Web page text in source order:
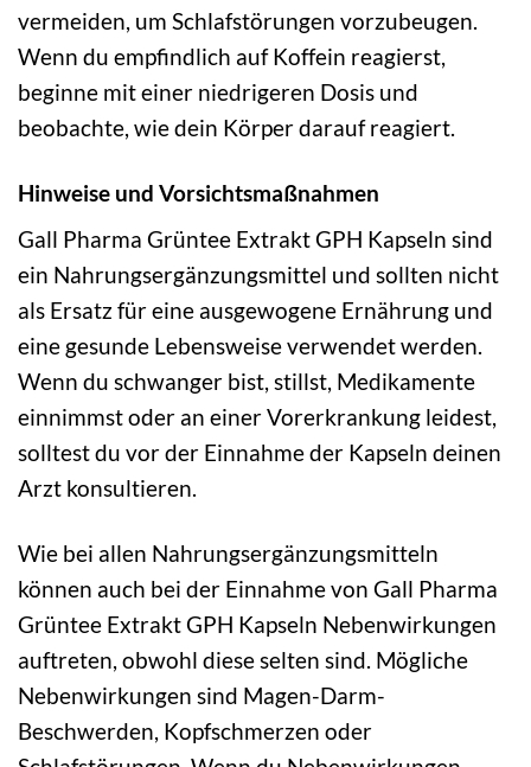
vermeiden, um Schlafstörungen vorzubeugen.
Wenn du empfindlich auf Koffein reagierst,
beginne mit einer niedrigeren Dosis und
beobachte, wie dein Körper darauf reagiert.
Hinweise und Vorsichtsmaßnahmen
Gall Pharma Grüntee Extrakt GPH Kapseln sind
ein Nahrungsergänzungsmittel und sollten nicht
als Ersatz für eine ausgewogene Ernährung und
eine gesunde Lebensweise verwendet werden.
Wenn du schwanger bist, stillst, Medikamente
einnimmst oder an einer Vorerkrankung leidest,
solltest du vor der Einnahme der Kapseln deinen
Arzt konsultieren.
Wie bei allen Nahrungsergänzungsmitteln
können auch bei der Einnahme von Gall Pharma
Grüntee Extrakt GPH Kapseln Nebenwirkungen
auftreten, obwohl diese selten sind. Mögliche
Nebenwirkungen sind Magen-Darm-
Beschwerden, Kopfschmerzen oder